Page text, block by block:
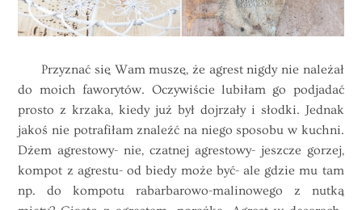
Przyznać się Wam muszę, że agrest nigdy nie należał
do moich faworytów. Oczywiście lubiłam go podjadać
prosto z krzaka, kiedy już był dojrzały i słodki. Jednak
jakoś nie potrafiłam znaleźć na niego sposobu w kuchni.
Dżem agrestowy- nie, czatnej agrestowy- jeszcze gorzej,
kompot z agrestu- od biedy może być- ale gdzie mu tam
np. do kompotu rabarbarowo-malinowego z nutką